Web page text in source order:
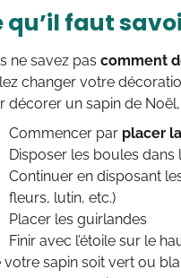
qu’il faut
ne savez pas comment
changer votre
décorer un sapin de
Commencer par placer
Disposer les boules dans
Continuer en disposant
fleurs, lutin, etc.)
Placer les guirlandes
Finir avec l’étoile sur le
votre sapin soit vert ou